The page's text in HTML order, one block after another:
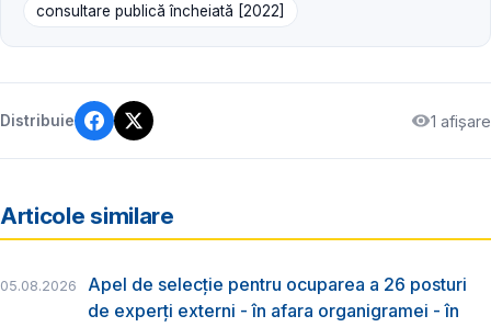
consultare publică încheiată [2022]
Distribuie 1 afișare
Articole similare
05.08.2026
Apel de selecție pentru ocuparea a 26 posturi
de experți externi - în afara organigramei - în